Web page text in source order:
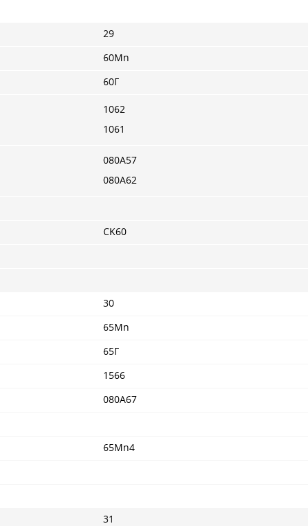
29
60Mn
60Г
1062
1061
080A57
080A62
CK60
30
65Mn
65Г
1566
080A67
65Mn4
31